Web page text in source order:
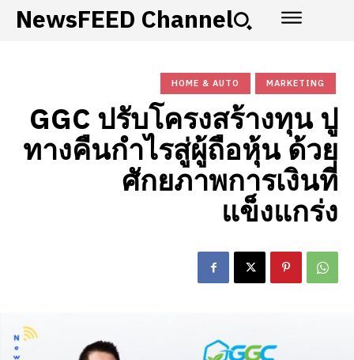
NewsFEED Channel
HOME & AUTO MARKETING
GGC ปรับโครงสร้างทุน ปู
ทางคืนกำไรสู่ผู้ถือหุ้น ด้วย
ศักยภาพการเงินที่
แข็งแกร่ง